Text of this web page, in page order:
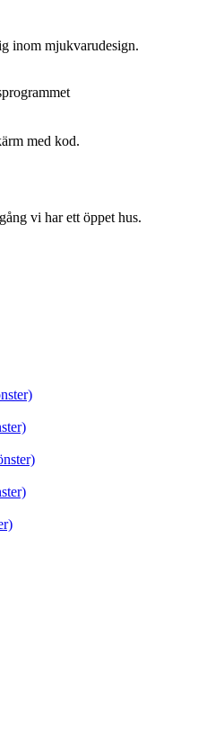
inom mjukvarudesign.
vi har ett öppet hus.